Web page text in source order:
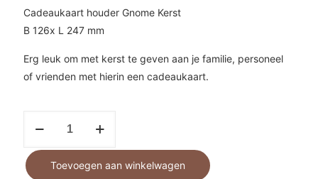
Cadeaukaart houder Gnome Kerst
B 126x L 247 mm
Erg leuk om met kerst te geven aan je familie, personeel
of vrienden met hierin een cadeaukaart.
Gnome
Kerst
Toevoegen aan winkelwagen